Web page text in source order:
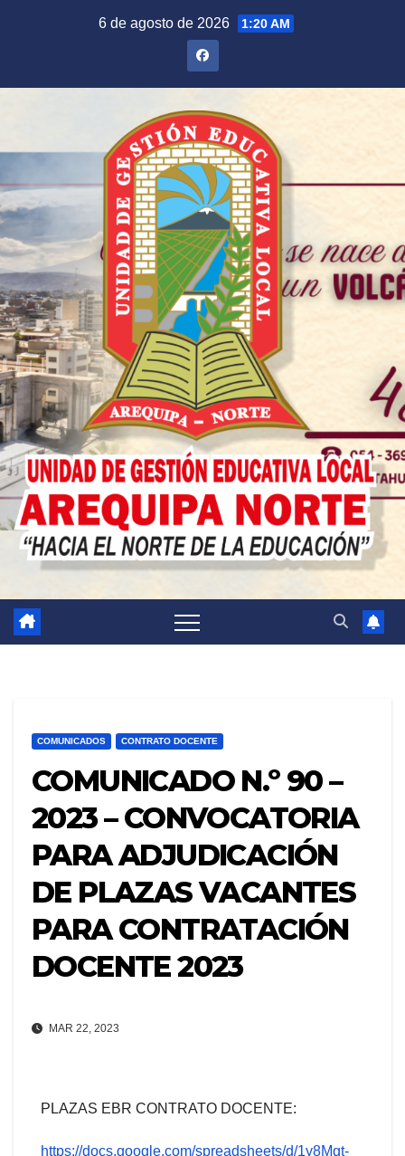
6 de agosto de 2026 1:20 AM
COMUNICADOS CONTRATO DOCENTE
COMUNICADO N.º 90 –
2023 – CONVOCATORIA
PARA ADJUDICACIÓN
DE PLAZAS VACANTES
PARA CONTRATACIÓN
DOCENTE 2023
MAR 22, 2023
PLAZAS EBR CONTRATO DOCENTE:
https://docs.google.com/spreadsheets/d/1y8Mqt-